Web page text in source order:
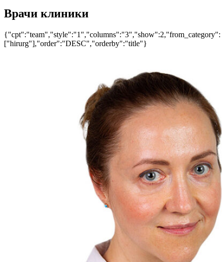
Врачи клиники
{"cpt":"team","style":"1","columns":"3","show":2,"from_category":
["hirurg"],"order":"DESC","orderby":"title"}